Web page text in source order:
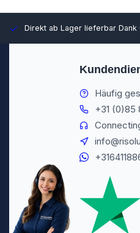
Direkt ab Lager lieferbar Dank
Häufig
+31 (0)85